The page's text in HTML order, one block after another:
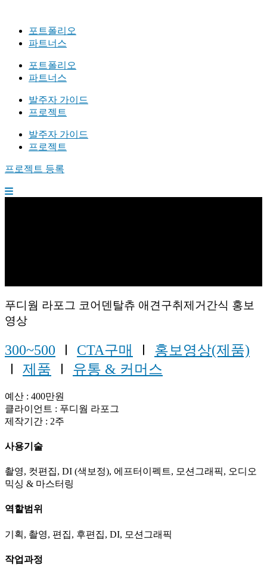
포트폴리오
파트너스
포트폴리오
파트너스
발주자 가이드
프로젝트
발주자 가이드
프로젝트
프로젝트 등록
푸디웜 라포그 코어덴탈츄 애견구취제거간식 홍보
영상
300~500 Ⅰ CTA구매 Ⅰ 홍보영상(제품)
Ⅰ 제품 Ⅰ 유통 & 커머스
예산 : 400만원
클라이언트 : 푸디웜 라포그
제작기간 : 2주
사용기술
촬영, 컷편집, DI (색보정), 에프터이펙트, 모션그래픽, 오디오
믹싱 & 마스터링
역할범위
기획, 촬영, 편집, 후편집, DI, 모션그래픽
작업과정